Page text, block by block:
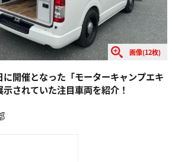
画像(12枚)
開催となった「モーターキャンプエキ
されていた注目車両を紹介！